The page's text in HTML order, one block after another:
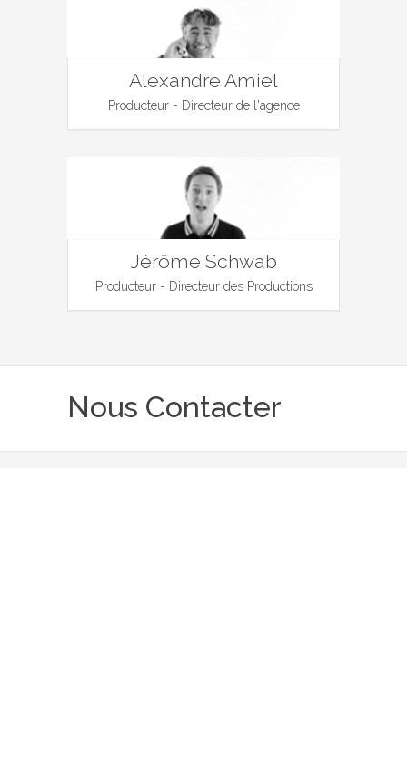
Alexandre Amiel
Producteur - Directeur de l'agence
Jérôme Schwab
Producteur - Directeur des Productions
Nous Contacter